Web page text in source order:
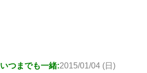
つまでも一緒:2015/01/04 (日)